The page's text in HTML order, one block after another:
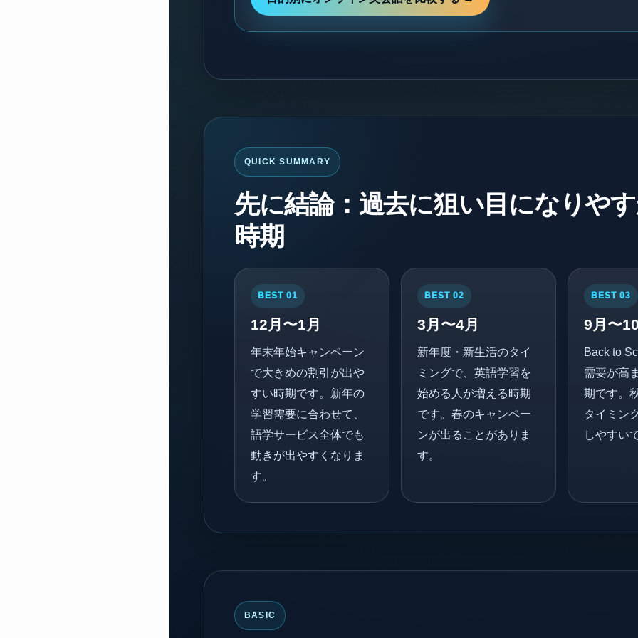
QUICK SUMMARY
先に結論：過去に狙い目になりや
時期
BEST 01
12月〜1月
年末年始キャンペーン
で大きめの割引が出や
すい時期です。新年の
学習需要に合わせて、
語学サービス全体でも
動きが出やすくなりま
す。
BEST 02
3月〜4月
新年度・新生活のタイ
ミングで、英語学習を
始める人が増える時期
です。春のキャンペー
ンが出ることがありま
す。
BEST 03
9月〜
Back to
需要が高
期です。
タイミン
しやすい
BASIC